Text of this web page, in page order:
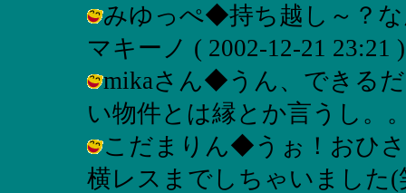
みゆっぺ◆持ち越し～？
マキーノ ( 2002-12-21 23:21 )
mikaさん◆うん、できる
い物件とは縁とか言うし。
こだまりん◆うぉ！おひ
横レスまでしちゃいまし